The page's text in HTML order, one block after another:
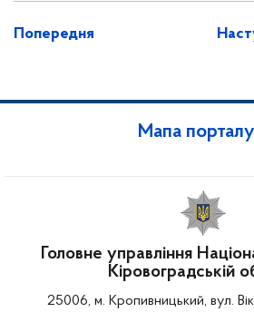
Попередня
Мапа порталу
Головне управління
Кіровоградській
25006, м. Кропивницький, вул.